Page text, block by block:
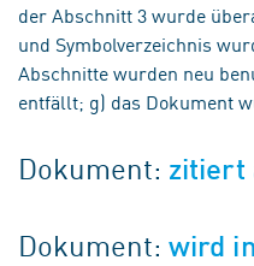
der Abschnitt 3 wurde
und Symbolverzeichnis
Abschnitte wurden neu
entfällt; g) das Dokument
Dokument: zitiert
Dokument:wird